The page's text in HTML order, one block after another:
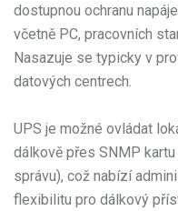
dostupnou ochranu
včetně PC, pracovních
Nasazuje se typicky v
datových centrech.
UPS je možné ovládat
dálkově přes SNMP
správu), což nabízí
flexibilitu pro dálkový